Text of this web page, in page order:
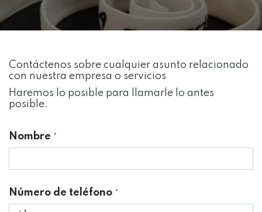
Contáctenos sobre cualquier asunto relacionado
con nuestra empresa o servicios
Haremos lo posible para llamarle lo antes
posible.
Nombre *
Número de teléfono *